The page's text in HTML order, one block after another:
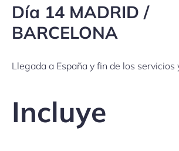
Día 14 MADRID /
BARCELONA
Llegada a España y fin de los servicios
Incluye